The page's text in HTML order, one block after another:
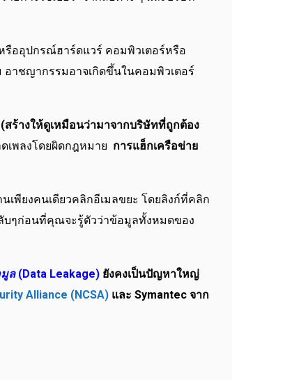
รืออุปกรณ์ฮาร์ดแวร์ คอมพิวเตอร์หรือ
าชญากรรมอาจเกิดขึ้นในคอมพิวเตอร์
สร้างให้ดูเหมือนว่ามาจากบริษัทที่ถูกต้อง
เพลงโดยผิดกฎหมาย การแฮ็กเครือข่าย
เพียงคนเดียวคลิกอีเมลขยะ โดยลิงก์ที่คลิก
บๆก่อนที่คุณจะรู้ตัวว่าข้อมูลทั้งหมดของ
ล(Data Leakage) ยังคงเป็นปัญหาใหญ่
Alliance (NCSA) และ Symantec จาก